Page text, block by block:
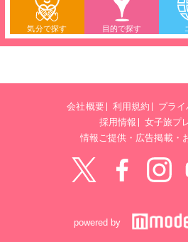
気分で探す 目的で探す
会社概要 利用規約
プラ
採用情報
女子旅プ
情報ご提供・広告掲載・
powered by